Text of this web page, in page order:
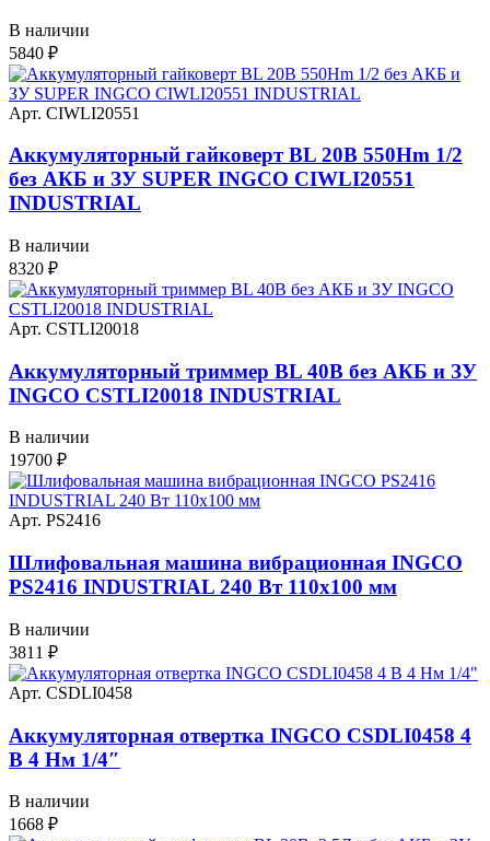
В наличии
5840 ₽
Арт. CIWLI20551
Аккумуляторный гайковерт BL 20В 550Hm 1/2
без АКБ и ЗУ SUPER INGCO CIWLI20551
INDUSTRIAL
В наличии
8320 ₽
Арт. CSTLI20018
Аккумуляторный триммер BL 40В без АКБ и ЗУ
INGCO CSTLI20018 INDUSTRIAL
В наличии
19700 ₽
Арт. PS2416
Шлифовальная машина вибрационная INGCO
PS2416 INDUSTRIAL 240 Вт 110х100 мм
В наличии
3811 ₽
Арт. CSDLI0458
Аккумуляторная отвертка INGCO CSDLI0458 4
В 4 Нм 1/4″
В наличии
1668 ₽